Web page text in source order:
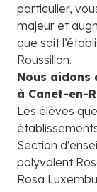
particulier,
majeur et
que soit
Roussillon.
Nous aidons
à Canet-en-
Les élèves
Section
polyvalent
Rosa